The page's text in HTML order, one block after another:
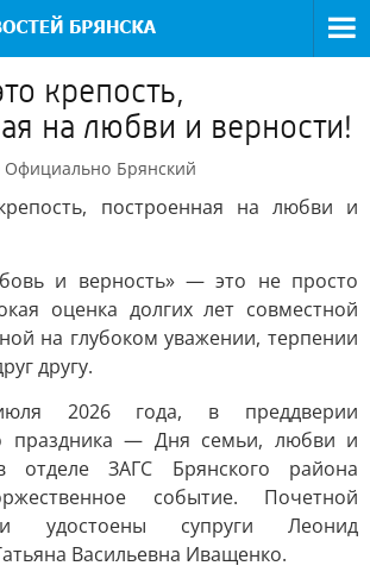
крепость,
на любви и верности!
Официально Брянский
построенная на любви и
и верность» — это не просто
оценка долгих лет совместной
на глубоком уважении, терпении
другу.
2026 года, в преддверии
праздника — Дня семьи, любви и
ЗАГС Брянского района
событие. Почетной
удостоены супруги Леонид
Васильевна Иващенко.